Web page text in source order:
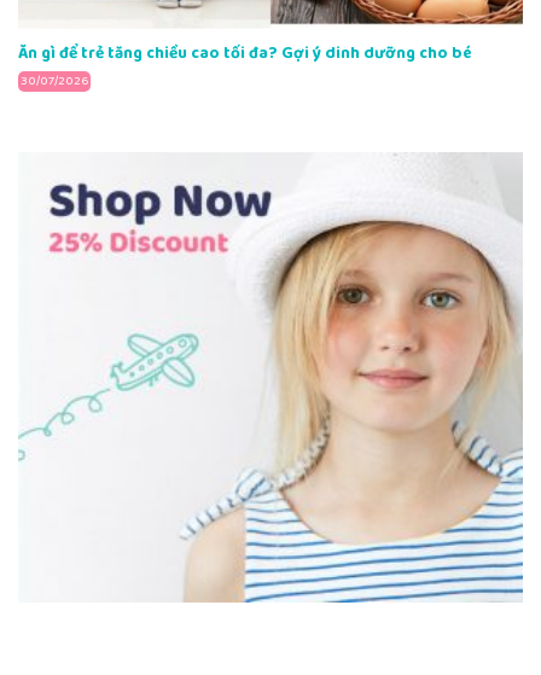
Ăn gì để trẻ tăng chiều cao tối đa? Gợi ý dinh dưỡng cho bé
30/07/2026